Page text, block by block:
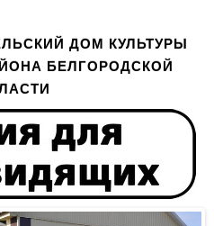
ДОМ КУЛЬТУРЫ
БЕЛГОРОДСКОЙ